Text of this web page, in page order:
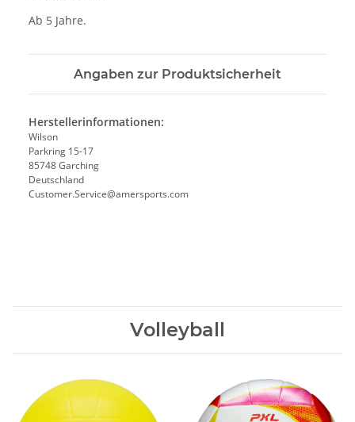
Ab 5 Jahre.
Angaben zur Produktsicherheit
Herstellerinformationen:
Wilson
Parkring 15-17
85748 Garching
Deutschland
Customer.Service@amersports.com
Volleyball